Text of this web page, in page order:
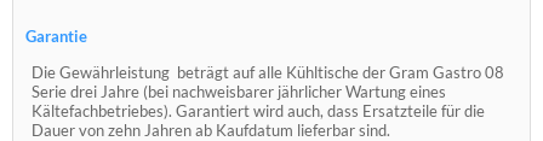
Garantie
Die Gewährleistung beträgt auf alle Kühltische der Gram Gastro 08
Serie drei Jahre (bei nachweisbarer jährlicher Wartung eines
Kältefachbetriebes). Garantiert wird auch, dass Ersatzteile für die
Dauer von zehn Jahren ab Kaufdatum lieferbar sind.